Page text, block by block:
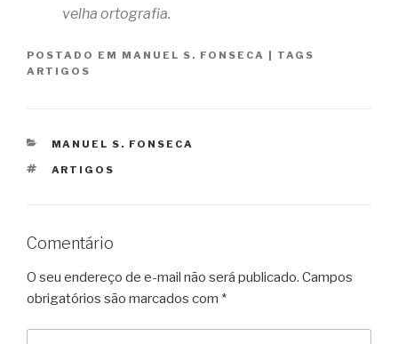
velha ortografia.
POSTADO EM MANUEL S. FONSECA
TAGS
ARTIGOS
CATEGORIAS
MANUEL S. FONSECA
TAGS
ARTIGOS
Comentário
O seu endereço de e-mail não será publicado. Campos
obrigatórios são marcados com *